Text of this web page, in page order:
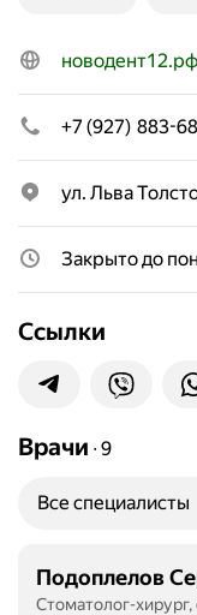
новодент12.рф
+7 (927) 883-
ул. Льва
Закрыто до
Ссылки
Врачи ∙ 9
Все специалисты
Подоплелов
Стоматолог-